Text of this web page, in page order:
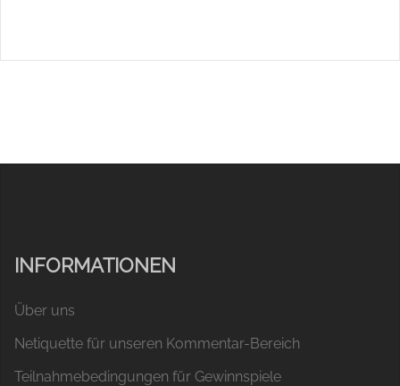
INFORMATIONEN
Über uns
Netiquette für unseren Kommentar-Bereich
Teilnahmebedingungen für Gewinnspiele